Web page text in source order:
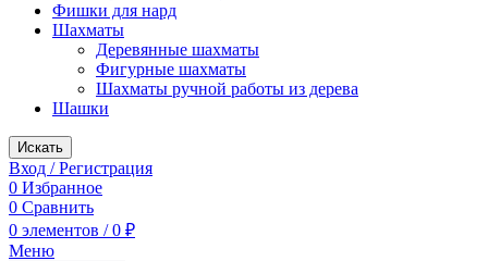
Фишки для нард
Шахматы
Деревянные шахматы
Фигурные шахматы
Шахматы ручной работы из дерева
Шашки
Искать
Вход / Регистрация
0 Избранное
0 Сравнить
0 элементов / 0 ₽
Меню